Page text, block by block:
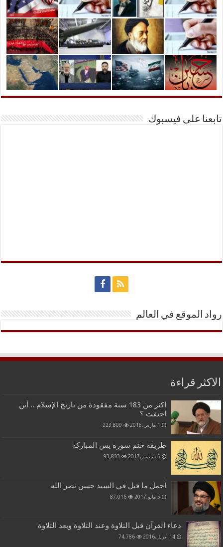
تابعنا على فيسبوك
رواد الموقع في العالم
الاكثر قراءة
اكثر من 183 سنة مفقودة من تاريخ الإسلام .. أين
اختفت ؟
1 مارس,2018 223,809
طريقة ختم سورة يس المباركة
5 سبتمبر,2017 93,833
أجمل ما قيل في السيد حسن نصر الله
5 مايو,2017 87,016
دعاء القرآن قبل التلاوة وعند التلاوة وبعد التلاوة
14 أبريل,2016 74,786